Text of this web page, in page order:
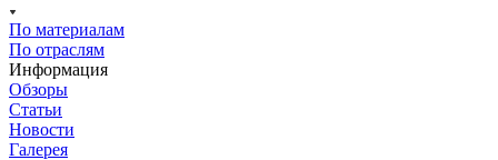
По материалам
По отраслям
Информация
Обзоры
Статьи
Новости
Галерея